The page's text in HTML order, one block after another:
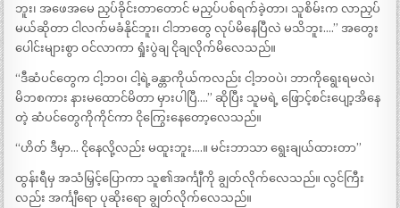
ဘူး၊ အဖေအမေ ညှပ်ခိုင်းတာတောင် မညှပ်ပစ်ရက်ခဲ့တာ၊ သူစိမ်းက လာညှပ်
မယ်ဆိုတာ ငါလက်မခံနိုင်ဘူး၊ ငါဘာတွေ လုပ်မိနေပြီလဲ မသိဘူး….” အတွေး
ပေါင်းများစွာ ဝင်လာကာ ရှုံးပွဲချ ငိုချလိုက်မိလေသည်။
“ဒီဆံပင်တွေက ငါ့ဘဝ၊ ငါ့ရဲ့ခန္တာကိုယ်ကလည်း ငါ့ဘဝပဲ၊ ဘာကိုရွေးရမလဲ၊
မိဘစကား နားမထောင်မိတာ မှားပါပြီ….” ဆိုပြီး သူမရဲ့ ဖြောင့်စင်းပျော့အိနေ
တဲ့ ဆံပင်တွေကိုကိုင်ကာ ငိုကြွေးနေတော့လေသည်။
“ဟိတ် ဒီမှာ… ငိုနေလို့လည်း မထူးဘူး….။ မင်းဘာသာ ရွေးချယ်ထားတာ”
ထွန်းရီမှ အသံမြှင့်ပြောကာ သူ၏အင်္ကျီကို ချွတ်လိုက်လေသည်။ လွင်ကြီး
လည်း အင်္ကျီရော ပုဆိုးရော ချွတ်လိုက်လေသည်။